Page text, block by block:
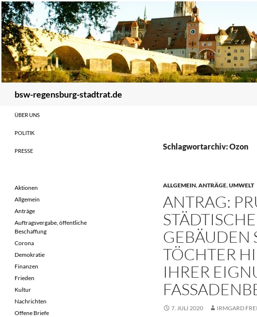
Zum
Inhalt
springen
bsw-regensburg-stadtrat.de
Schlagwortarchiv: Ozon
ALLGEMEIN,ANTRÄGE,UMWELT
ANTRAG:
GEBÄUDEN
TÖCHTER
IHRER
7. JULI 2020 IRMGARD
ÜBER UNS
POLITIK
PRESSE
Aktionen
Allgemein
Anträge
Auftragsvergabe, öffentliche
Beschaffung
Corona
Demokratie
Finanzen
Frieden
Kultur
Nachrichten
Offene Briefe